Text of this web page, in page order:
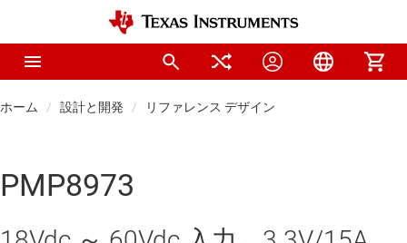
ホーム 設計と開発 リファレンス デザイン
PMP8973